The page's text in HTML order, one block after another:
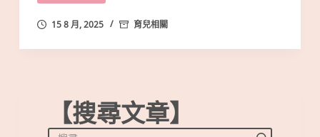
15 8 月, 2025 育兒相關
【搜尋文章】